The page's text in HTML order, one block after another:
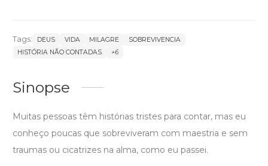
Tags: DEUS VIDA MILAGRE
SOBREVIVENCIA
HISTÓRIA NÃO CONTADAS
+6
Sinopse
Muitas pessoas têm histórias tristes para contar, mas eu
conheço poucas que sobreviveram com maestria e sem
traumas ou cicatrizes na alma, como eu passei.